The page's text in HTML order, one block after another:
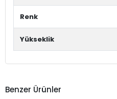
Renk
Yükseklik
Benzer Ürünler